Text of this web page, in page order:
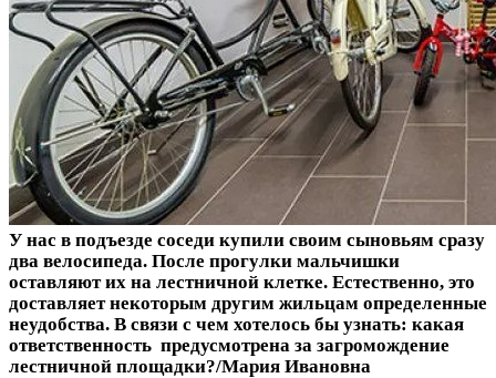
У нас в подъезде соседи купили своим сыновьям сразу
два велосипеда. После прогулки мальчишки
оставляют их на лестничной клетке. Естественно, это
доставляет некоторым другим жильцам определенные
неудобства. В связи с чем хотелось бы узнать: какая
ответственность предусмотрена за загромождение
лестничной площадки?/Мария Ивановна